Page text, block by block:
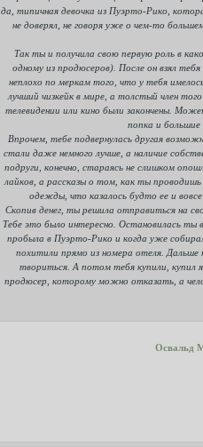
да, типичная девочка из Пуэрто-Рико,
не доверял, не говоря уже о чем-то
Так ты и получила свою первую роль в
одному из продюсеров). После он взял
неплохо по меркам того, что у тебя
лучший чизкейк в мире, а толстый член
телевидении или кино были закончены.
попка и
Впрочем, тебе подвернулась другая
стали даже немного лучше, а наличие
подруги, конечно, стараясь не слишком
лайков, а рассказы о том, как ты
одежды, что казалось будто ее и
Скопив денег, ты решила отправиться на
Тебе это было интересно. Остановилась ты
пробыла в Пуэрто-Рико и когда уже
похитили прямо из номера отеля.
твориться. А потом тебя купили, купил
продюсер, которому можно отказать, а
Освальд